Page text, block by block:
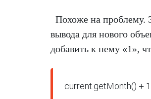
Похоже на проблему.
вывода для нового
добавить к нему «1»,
current.getMonth() +